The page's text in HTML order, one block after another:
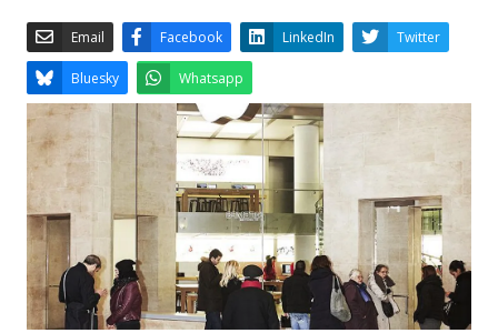
Email Facebook
Bluesky Whatsapp